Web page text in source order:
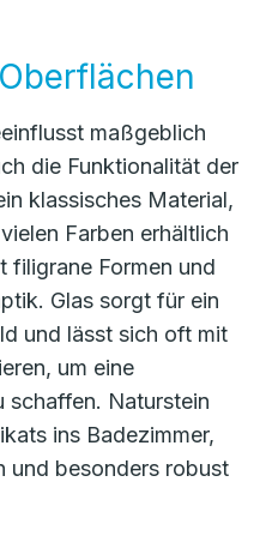
maßgeblich
die Funktionalität der
klassisches Material,
Farben erhältlich
filigrane Formen und
Glas sorgt für ein
und lässt sich oft mit
um eine
schaffen. Naturstein
ins Badezimmer,
und besonders robust